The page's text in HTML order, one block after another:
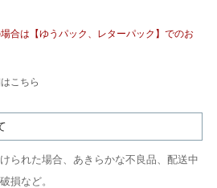
合は【ゆうパック、レターパック】でのお
こちら
られた場合、あきらかな不良品、配送中
損など。